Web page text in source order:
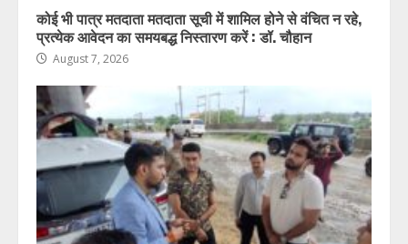
कोई भी पात्र मतदाता मतदाता सूची में शामिल होने से वंचित न रहे,
प्रत्येक आवेदन का समयबद्ध निस्तारण करें : डॉ. चौहान
August 7, 2026